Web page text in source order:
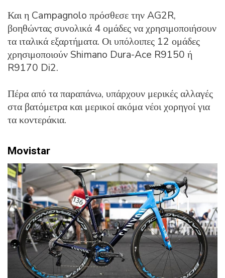
Και η Campagnolo πρόσθεσε την AG2R,
βοηθώντας συνολικά 4 ομάδες να χρησιμοποιήσουν
τα ιταλικά εξαρτήματα. Οι υπόλοιπες 12 ομάδες
χρησιμοποιούν Shimano Dura-Ace R9150 ή
R9170 Di2.
Πέρα από τα παραπάνω, υπάρχουν μερικές αλλαγές
στα βατόμετρα και μερικοί ακόμα νέοι χορηγοί για
τα κοντεράκια.
Movistar